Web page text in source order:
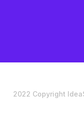
2022 Copyright